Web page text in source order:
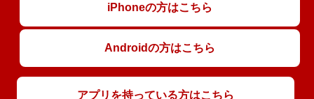
iPhoneの方はこちら
Androidの方はこちら
アプリを持っている方はこちら